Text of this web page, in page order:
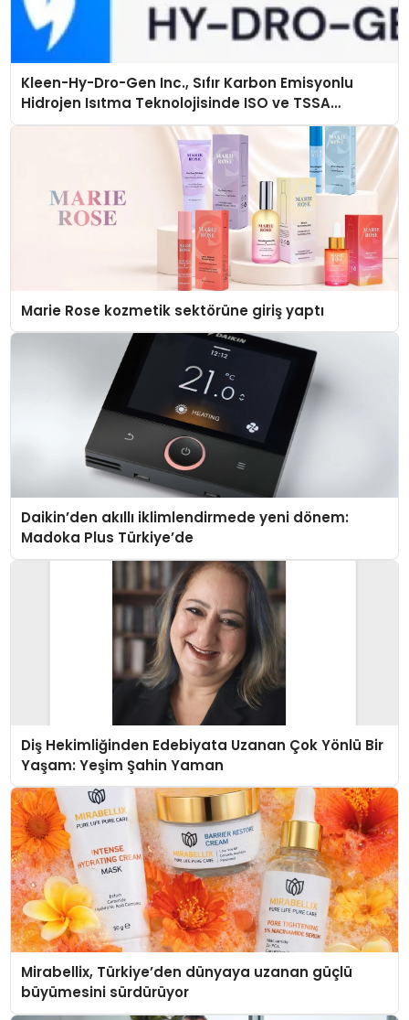
Kleen-Hy-Dro-Gen Inc., Sıfır Karbon Emisyonlu
Hidrojen Isıtma Teknolojisinde ISO ve TSSA
Düzenleyici Onaylarını Aldı
Marie Rose kozmetik sektörüne giriş yaptı
Daikin’den akıllı iklimlendirmede yeni dönem:
Madoka Plus Türkiye’de
Diş Hekimliğinden Edebiyata Uzanan Çok Yönlü Bir
Yaşam: Yeşim Şahin Yaman
Mirabellix, Türkiye’den dünyaya uzanan güçlü
büyümesini sürdürüyor